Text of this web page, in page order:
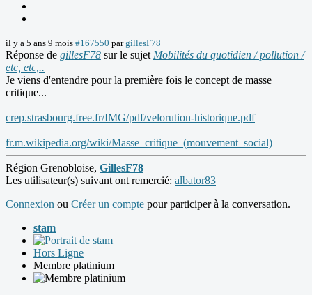
il y a 5 ans 9 mois #167550 pargillesF78
Réponse de gillesF78 sur le sujet Mobilités du quotidien / pollution /
etc, etc,..
Je viens d'entendre pour la première fois le concept de masse
critique...
crep.strasbourg.free.fr/IMG/pdf/velorution-historique.pdf
fr.m.wikipedia.org/wiki/Masse_critique_(mouvement_social)
Région Grenobloise, GillesF78
Les utilisateur(s) suivant ont remercié: albator83
Connexion ou Créer un compte pour participer à la conversation.
stam
Hors Ligne
Membre platinium